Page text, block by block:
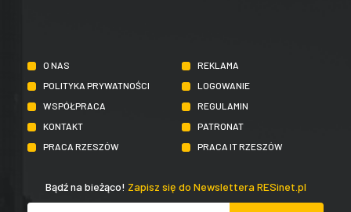
O NAS
REKLAMA
POLITYKA PRYWATNOŚCI
LOGOWANIE
WSPÓŁPRACA
REGULAMIN
KONTAKT
PATRONAT
PRACA RZESZÓW
PRACA IT RZESZÓW
Bądź na bieżąco! Zapisz się do Newslettera RESinet.pl